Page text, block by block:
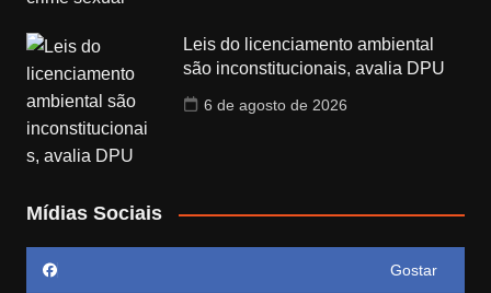
Leis do licenciamento ambiental
são inconstitucionais, avalia DPU
6 de agosto de 2026
Mídias Sociais
Gostar